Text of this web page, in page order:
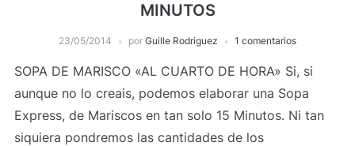
MINUTOS
23/05/2014 por Guille Rodriguez 1 comentarios
SOPA DE MARISCO «AL CUARTO DE HORA» Si, si
aunque no lo creais, podemos elaborar una Sopa
Express, de Mariscos en tan solo 15 Minutos. Ni tan
siquiera pondremos las cantidades de los